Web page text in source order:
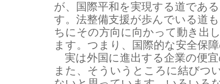
が、国際平和を実現する道であ
す。法整備支援が歩んでいる道
ちにその方向に向かって動き出
ます。つまり、国際的な安全保
実は外国に進出する企業の便
また、そういうところに結びつ